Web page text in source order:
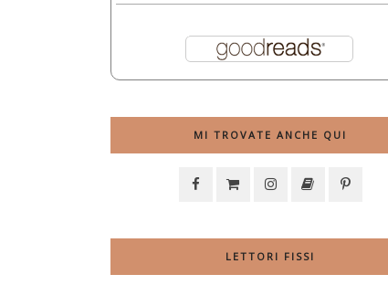
MI TROVATE ANCHE QUI
LETTORI FISSI